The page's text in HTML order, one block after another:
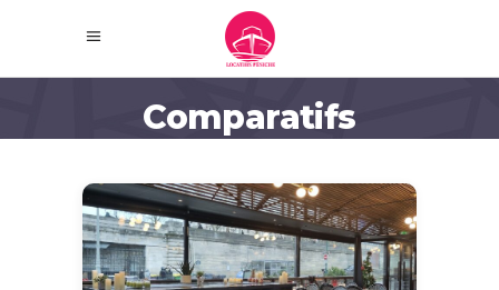
Comparatifs